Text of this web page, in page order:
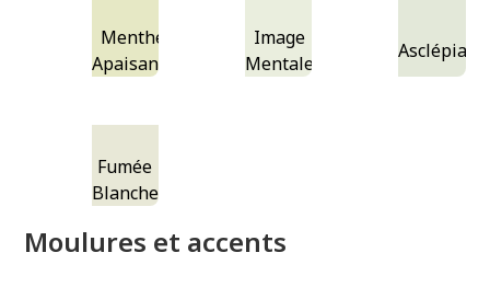
Menthe
Apaisante
Image
Mentale
Asclépiade
Fumée
Blanche
Moulures et accents